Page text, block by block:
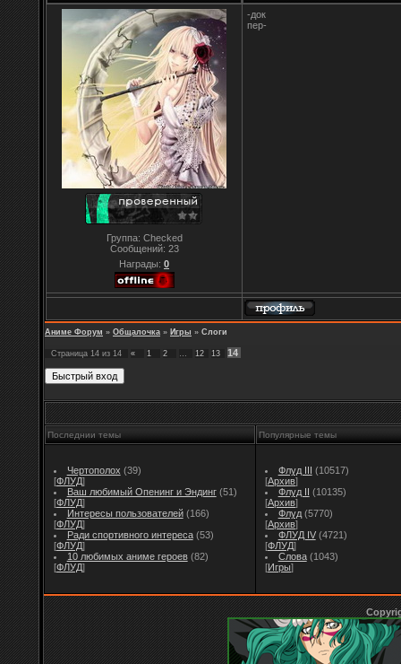
Группа: Checked
Сообщений: 23
Награды: 0
-док
пер-
Аниме Форум » Общалочка » Игры » Слоги
Страница 14 из 14 « 1 2 … 12 13 14
Последнии темы Популярные темы
Чертополох (39)
[ФЛУД]
Ваш любимый Опенинг и Эндинг (51)
[ФЛУД]
Интересы пользователей (166)
[ФЛУД]
Ради спортивного интереса (53)
[ФЛУД]
10 любимых аниме героев (82)
[ФЛУД]
Флуд III (10517)
[Архив]
Флуд II (10135)
[Архив]
Флуд (5770)
[Архив]
ФЛУД IV (4721)
[ФЛУД]
Слова (1043)
[Игры]